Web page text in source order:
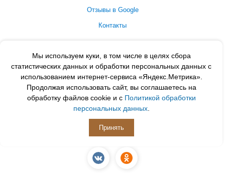
Мы используем куки, в том числе в целях сбора
статистических данных и обработки персональных данных с
использованием интернет-сервиса «Яндекс.Метрика».
Продолжая использовать сайт, вы соглашаетесь на
обработку файлов cookie и с Политикой обработки
персональных данных.
Принять
Отзывы в Google
Контакты